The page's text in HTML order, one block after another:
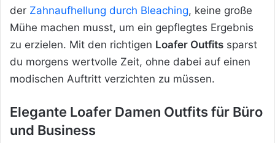
der Zahnaufhellung durch Bleaching, keine große
Mühe machen musst, um ein gepflegtes Ergebnis
zu erzielen. Mit den richtigen Loafer Outfits sparst
du morgens wertvolle Zeit, ohne dabei auf einen
modischen Auftritt verzichten zu müssen.
Elegante Loafer Damen Outfits für Büro
und Business